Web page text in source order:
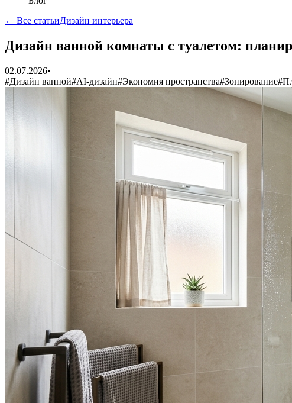
← Все статьиДизайн интерьера
Дизайн ванной комнаты с туалетом:
02.07.2026•
#Дизайн ванной#AI-дизайн#Экономия пространства#Зонирование#